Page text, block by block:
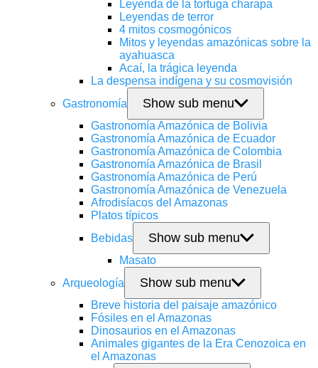
Leyenda de la tortuga charapa
Leyendas de terror
4 mitos cosmogónicos
Mitos y leyendas amazónicas sobre la
ayahuasca
Acaí, la trágica leyenda
La despensa indígena y su cosmovisión
Gastronomía
Show sub menu
Gastronomía Amazónica de Bolivia
Gastronomía Amazónica de Ecuador
Gastronomía Amazónica de Colombia
Gastronomía Amazónica de Brasil
Gastronomía Amazónica de Perú
Gastronomía Amazónica de Venezuela
Afrodisíacos del Amazonas
Platos típicos
Bebidas
Show sub menu
Masato
Arqueología
Show sub menu
Breve historia del paisaje amazónico
Fósiles en el Amazonas
Dinosaurios en el Amazonas
Animales gigantes de la Era Cenozoica en
el Amazonas